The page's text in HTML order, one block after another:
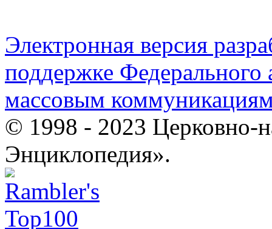
Электронная версия
поддержке Федерального
массовым
© 1998 - 2023 Церковно-
Энциклопедия».